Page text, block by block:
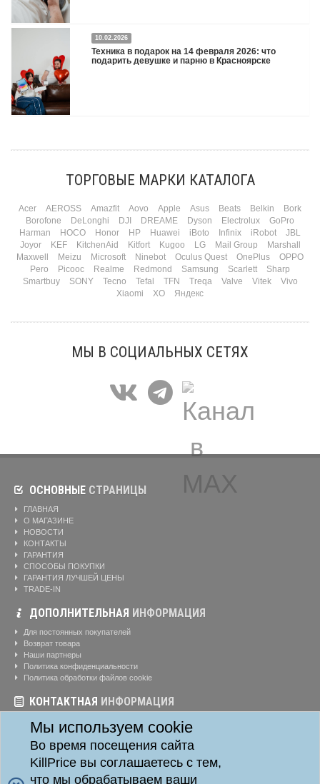
Двадцать третье февраля — праздник, на который мужчины делают вид, что им
все равно. А потом три дня рассказывают коллегам, какую колонку / приставку /
камеру им подарили. Не верьте словам — верьте глазам, которые загораются
при виде новой коробки.
10.02.2026
Техника в подарок на 14 февраля 2026: что
подарить девушке и парню в Красноярске
марта — контрольный выстрел по кошельку. Начнем с первого — потому что он
ТОРГОВЫЕ МАРКИ КАТАЛОГА
Acer AEROSS Amazfit Aovo Apple Asus Beats Belkin
Bork
Borofone
DeLonghi DJI DREAME Dyson Electrolux
GoPro
Harman
HOCO Honor HP Huawei iBoto Infinix iRobot
JBL
Joyor
KEF KitchenAid Kitfort Kugoo LG Mail Group
Marshall
Maxwell
Meizu Microsoft Ninebot Oculus Quest OnePlus
OPPO
Pero
Picooc Realme Redmond Samsung Scarlett
Sharp
Smartbuy
SONY Tecno Tefal TFN Treqa Valve Vitek
Vivo
Xiaomi
XO Яндекс
МЫ В СОЦИАЛЬНЫХ СЕТЯХ
Мы используем cookie
Во время посещения сайта
KillPrice вы соглашаетесь с тем,
что мы обрабатываем ваши
ОСНОВНЫЕ СТРАНИЦЫ
ГЛАВНАЯ
О МАГАЗИНЕ
НОВОСТИ
КОНТАКТЫ
ГАРАНТИЯ
СПОСОБЫ ПОКУПКИ
ГАРАНТИЯ ЛУЧШЕЙ ЦЕНЫ
TRADE-IN
ДОПОЛНИТЕЛЬНАЯ ИНФОРМАЦИЯ
Для постоянных покупателей
Возврат товара
Наши партнеры
Политика конфиденциальности
Политика обработки файлов cookie
КОНТАКТНАЯ ИНФОРМАЦИЯ
Режим работы магазина:
Ежедневно: 10:00-20:00
Телефоны:
8-904-895-02-20
Адрес: г. Красноярск, ул. Алексеева, д. 24, офис 41